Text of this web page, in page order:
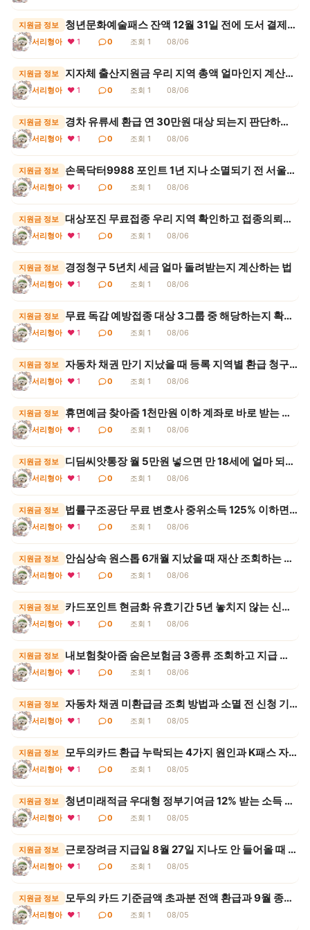
지원금 정보 청년문화예술패스 잔액 12월 31일 전에 도서 결제하는 방법
서리형아 ❤ 1 0 조회 1 08/06
지원금 정보 지자체 출산지원금 우리 지역 총액 얼마인지 계산하는 법
서리형아 ❤ 1 0 조회 1 08/06
지원금 정보 경차 유류세 환급 연 30만원 대상 되는지 판단하는 기준
서리형아 ❤ 1 0 조회 1 08/06
지원금 정보 손목닥터9988 포인트 1년 지나 소멸되기 전 서울페이 전환 시점
서리형아 ❤ 1 0 조회 1 08/06
지원금 정보 대상포진 무료접종 우리 지역 확인하고 접종의뢰서 받는 법
서리형아 ❤ 1 0 조회 1 08/06
지원금 정보 경정청구 5년치 세금 얼마 돌려받는지 계산하는 법
서리형아 ❤ 1 0 조회 1 08/06
지원금 정보 무료 독감 예방접종 대상 3그룹 중 해당하는지 확인하는 기준
서리형아 ❤ 1 0 조회 1 08/06
지원금 정보 자동차 채권 만기 지났을 때 등록 지역별 환급 청구 기한
서리형아 ❤ 1 0 조회 1 08/06
지원금 정보 휴면예금 찾아줌 1천만원 이하 계좌로 바로 받는 신청 순서
서리형아 ❤ 1 0 조회 1 08/06
지원금 정보 디딤씨앗통장 월 5만원 넣으면 만 18세에 얼마 되는지 계산
서리형아 ❤ 1 0 조회 1 08/06
지원금 정보 법률구조공단 무료 변호사 중위소득 125% 이하면 되는지 여부
서리형아 ❤ 1 0 조회 1 08/06
지원금 정보 안심상속 원스톱 6개월 지났을 때 재산 조회하는 기관 3곳
서리형아 ❤ 1 0 조회 1 08/06
지원금 정보 카드포인트 현금화 유효기간 5년 놓치지 않는 신청 시점
서리형아 ❤ 1 0 조회 1 08/06
지원금 정보 내보험찾아줌 숨은보험금 3종류 조회하고 지급 신청하는 방법
서리형아 ❤ 1 0 조회 1 08/06
지원금 정보 자동차 채권 미환급금 조회 방법과 소멸 전 신청 기한
서리형아 ❤ 1 0 조회 1 08/05
지원금 정보 모두의카드 환급 누락되는 4가지 원인과 K패스 자동 적용 기준
서리형아 ❤ 1 0 조회 1 08/05
지원금 정보 청년미래적금 우대형 정부기여금 12% 받는 소득 요건
서리형아 ❤ 1 0 조회 1 08/05
지원금 정보 근로장려금 지급일 8월 27일 지나도 안 들어올 때 확인 순서
서리형아 ❤ 1 0 조회 1 08/05
지원금 정보 모두의 카드 기준금액 초과분 전액 환급과 9월 종료 혜택
서리형아 ❤ 1 0 조회 1 08/05